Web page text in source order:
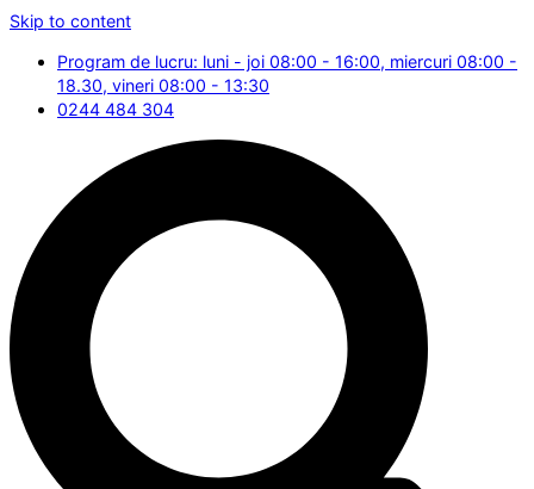
Skip to content
Program de lucru: luni - joi 08:00 - 16:00, miercuri 08:00 -
18.30, vineri 08:00 - 13:30
0244 484 304